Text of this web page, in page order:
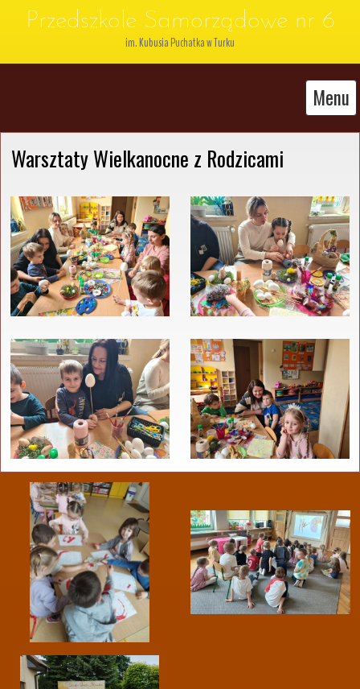
Przedszkole Samorządowe nr 6
im. Kubusia Puchatka w Turku
Menu
Warsztaty Wielkanocne z Rodzicami